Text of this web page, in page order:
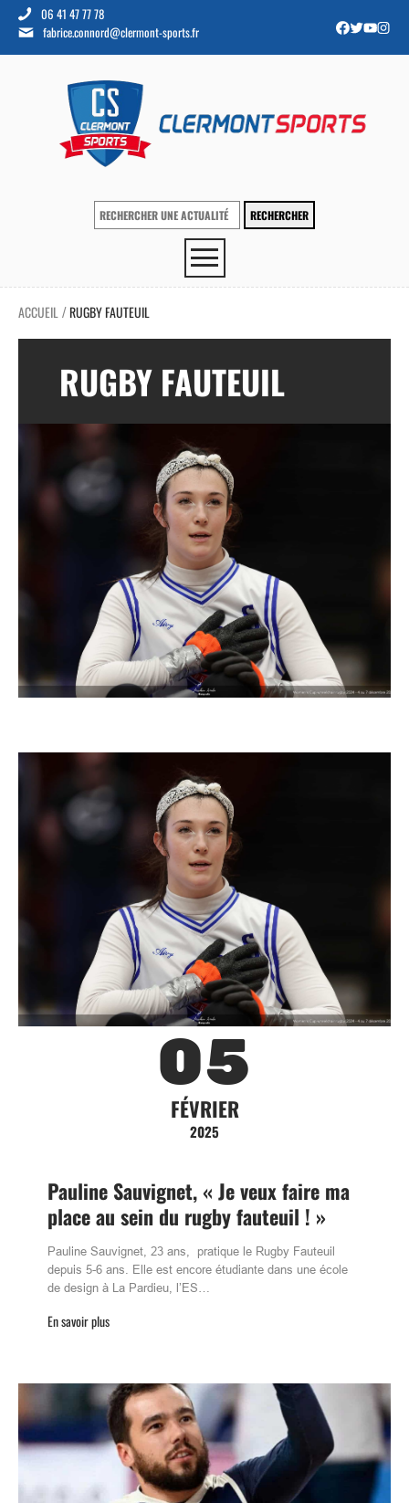
06 41 47 77 78
fabrice.connord@clermont-sports.fr
ACCUEIL /RUGBY FAUTEUIL
RUGBY FAUTEUIL
05
FÉVRIER
2025
Pauline Sauvignet, « Je veux faire ma
place au sein du rugby fauteuil ! »
Pauline Sauvignet, 23 ans, pratique le Rugby Fauteuil
depuis 5-6 ans. Elle est encore étudiante dans une école
de design à La Pardieu, l’ES…
En savoir plus